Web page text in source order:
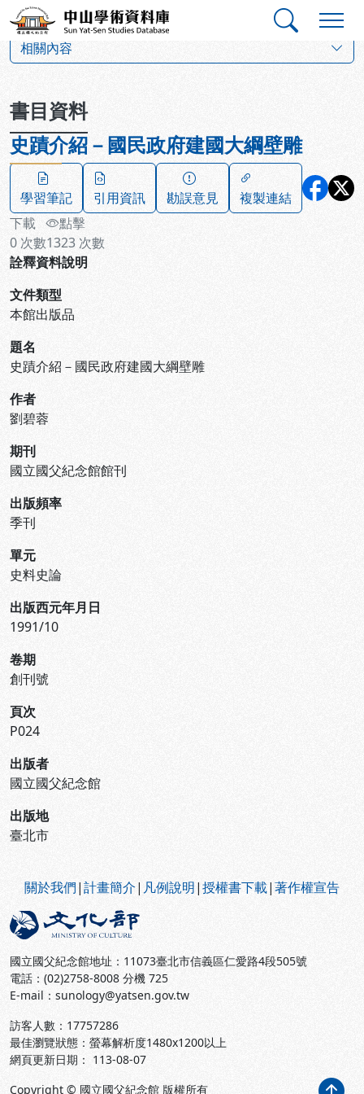
跳到主要內容
中山學術資料庫
相關內容
書目資料
史蹟介紹－國民政府建國大綱壁雕
學習筆記 引用資訊 勘誤意見
複製連結
下載
0 次數
點擊
1323 次數
詮釋資料說明
文件類型
本館出版品
題名
史蹟介紹－國民政府建國大綱壁雕
作者
劉碧蓉
期刊
國立國父紀念館館刊
出版頻率
季刊
單元
史料史論
出版西元年月日
1991/10
卷期
創刊號
頁次
P024
出版者
國立國父紀念館
出版地
臺北市
關於我們|計畫簡介| 凡例說明|授權書下載|著作權宣告
國立國父紀念館地址：11073臺北市信義區仁愛路4段505號
電話：(02)2758-8008 分機 725
E-mail：sunology@yatsen.gov.tw
訪客人數： 17757286
最佳瀏覽狀態：螢幕解析度1480x1200以上
網頁更新日期： 113-08-07
Copyright © 國立國父紀念館 版權所有